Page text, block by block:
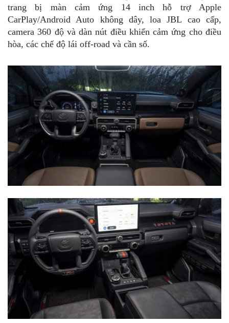
trang bị màn cảm ứng 14 inch hỗ trợ Apple
CarPlay/Android Auto không dây, loa JBL cao cấp,
camera 360 độ và dàn nút điều khiển cảm ứng cho điều
hòa, các chế độ lái off-road và cần số.